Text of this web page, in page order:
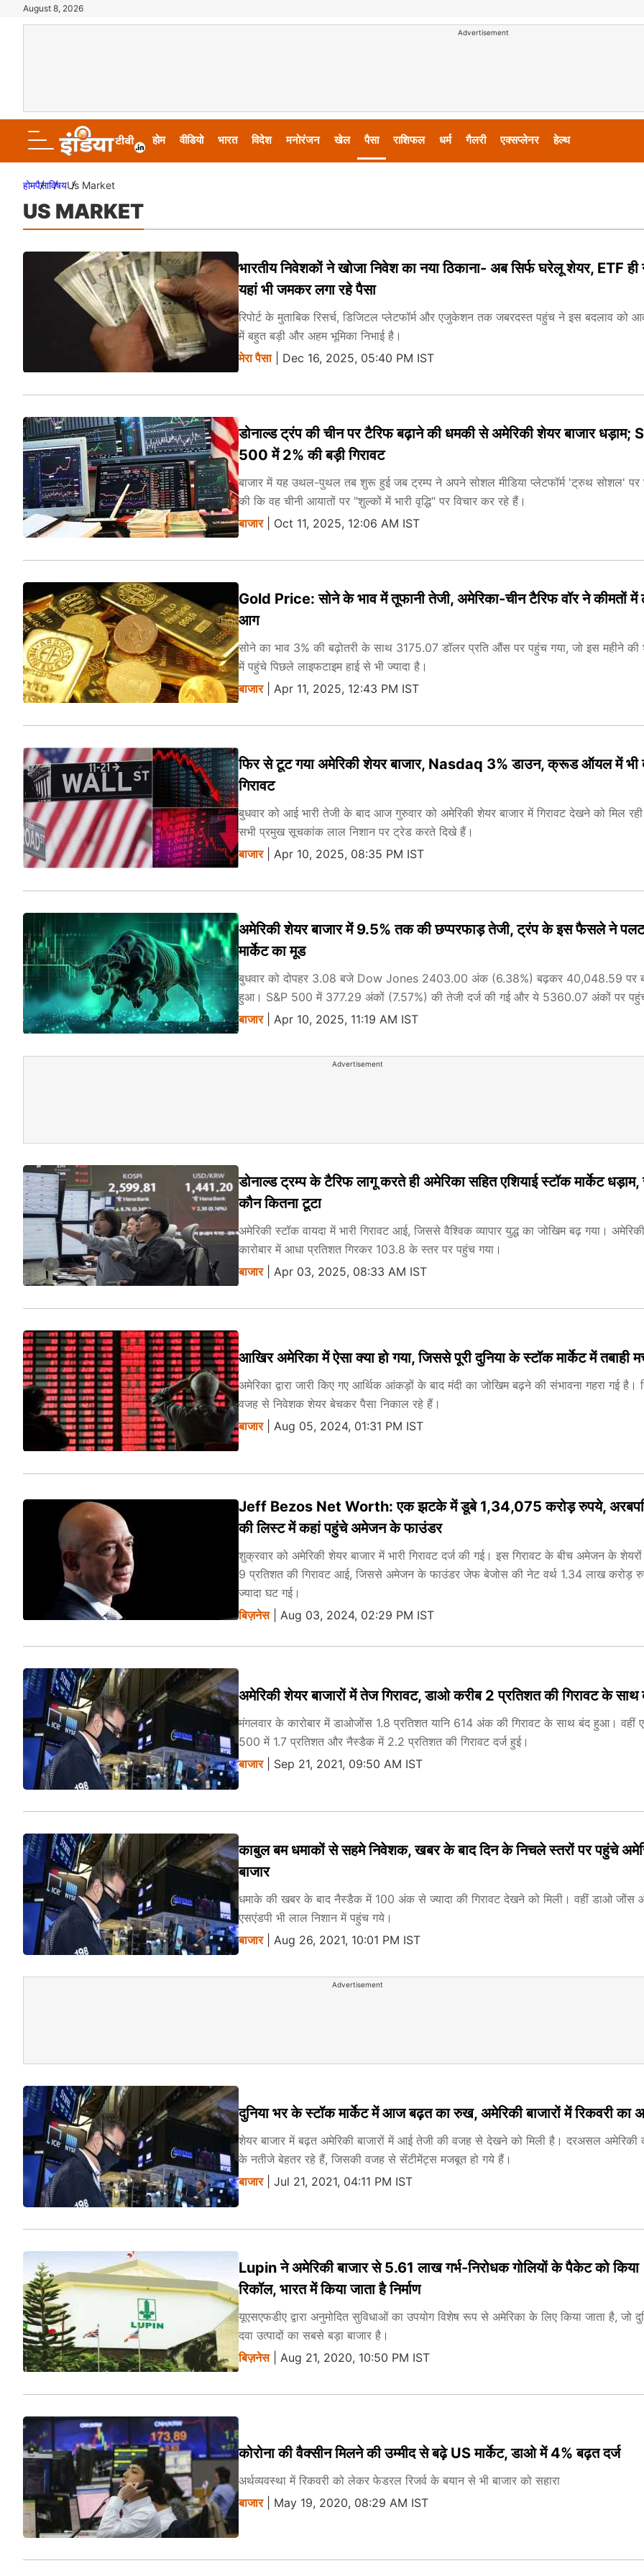
August 8, 2026
Advertisement
होम वीडियो भारत विदेश मनोरंजन खेल पैसा राशिफल धर्म गैलरी एक्सप्लेनर हेल्थ
होमपैसाविषयUs Market
US MARKET
भारतीय निवेशकों ने खोजा निवेश का नया ठिकाना- अब सिर्फ घरेलू शेयर, ETF ही
यहां भी जमकर लगा रहे पैसा
रिपोर्ट के मुताबिक रिसर्च, डिजिटल प्लेटफॉर्म और एजुकेशन तक जबरदस्त पहुंच ने इस बदलाव को
में बहुत बड़ी और अहम भूमिका निभाई है।
मेरा पैसा| Dec 16, 2025, 05:40 PM IST
डोनाल्ड ट्रंप की चीन पर टैरिफ बढ़ाने की धमकी से अमेरिकी शेयर बाजार धड़ाम;
500 में 2% की बड़ी गिरावट
बाजार में यह उथल-पुथल तब शुरू हुई जब ट्रम्प ने अपने सोशल मीडिया प्लेटफॉर्म 'ट्रुथ सोशल' पर
की कि वह चीनी आयातों पर "शुल्कों में भारी वृद्धि" पर विचार कर रहे हैं।
बाजार| Oct 11, 2025, 12:06 AM IST
Gold Price: सोने के भाव में तूफानी तेजी, अमेरिका-चीन टैरिफ वॉर ने कीमतों में
आग
सोने का भाव 3% की बढ़ोतरी के साथ 3175.07 डॉलर प्रति औंस पर पहुंच गया, जो इस महीने
में पहुंचे पिछले लाइफटाइम हाई से भी ज्यादा है।
बाजार| Apr 11, 2025, 12:43 PM IST
फिर से टूट गया अमेरिकी शेयर बाजार, Nasdaq 3% डाउन, क्रूड ऑयल में भी
गिरावट
बुधवार को आई भारी तेजी के बाद आज गुरुवार को अमेरिकी शेयर बाजार में गिरावट देखने को मिल
सभी प्रमुख सूचकांक लाल निशान पर ट्रेड करते दिखे हैं।
बाजार| Apr 10, 2025, 08:35 PM IST
अमेरिकी शेयर बाजार में 9.5% तक की छप्परफाड़ तेजी, ट्रंप के इस फैसले ने
मार्केट का मूड
बुधवार को दोपहर 3.08 बजे Dow Jones 2403.00 अंक (6.38%) बढ़कर 40,048.59 पर
हुआ। S&P 500 में 377.29 अंकों (7.57%) की तेजी दर्ज की गई और ये 5360.07 अंकों पर
बाजार| Apr 10, 2025, 11:19 AM IST
Advertisement
डोनाल्ड ट्रम्प के टैरिफ लागू करते ही अमेरिका सहित एशियाई स्टॉक मार्केट धड़ाम,
कौन कितना टूटा
अमेरिकी स्टॉक वायदा में भारी गिरावट आई, जिससे वैश्विक व्यापार युद्ध का जोखिम बढ़ गया।
कारोबार में आधा प्रतिशत गिरकर 103.8 के स्तर पर पहुंच गया।
बाजार| Apr 03, 2025, 08:33 AM IST
आखिर अमेरिका में ऐसा क्या हो गया, जिससे पूरी दुनिया के स्टॉक मार्केट में तबाही
अमेरिका द्वारा जारी किए गए आर्थिक आंकड़ों के बाद मंदी का जोखिम बढ़ने की संभावना गहरा गई है।
वजह से निवेशक शेयर बेचकर पैसा निकाल रहे हैं।
बाजार| Aug 05, 2024, 01:31 PM IST
Jeff Bezos Net Worth: एक झटके में डूबे 1,34,075 करोड़ रुपये,
की लिस्ट में कहां पहुंचे अमेजन के फाउंडर
शुक्रवार को अमेरिकी शेयर बाजार में भारी गिरावट दर्ज की गई। इस गिरावट के बीच अमेजन के
9 प्रतिशत की गिरावट आई, जिससे अमेजन के फाउंडर जेफ बेजोस की नेट वर्थ 1.34 लाख करोड़
ज्यादा घट गई।
बिज़नेस| Aug 03, 2024, 02:29 PM IST
अमेरिकी शेयर बाजारों में तेज गिरावट, डाओ करीब 2 प्रतिशत की गिरावट के साथ
मंगलवार के कारोबार में डाओजोंस 1.8 प्रतिशत यानि 614 अंक की गिरावट के साथ बंद हुआ। वहीं
500 में 1.7 प्रतिशत और नैस्डैक में 2.2 प्रतिशत की गिरावट दर्ज हुई।
बाजार| Sep 21, 2021, 09:50 AM IST
काबुल बम धमाकों से सहमे निवेशक, खबर के बाद दिन के निचले स्तरों पर पहुंचे
बाजार
धमाके की खबर के बाद नैस्डैक में 100 अंक से ज्यादा की गिरावट देखने को मिली। वहीं डाओ जोंस
एसएंडपी भी लाल निशान में पहुंच गये।
बाजार| Aug 26, 2021, 10:01 PM IST
Advertisement
दुनिया भर के स्टॉक मार्केट में आज बढ़त का रुख, अमेरिकी बाजारों में रिकवरी का
शेयर बाजार में बढ़त अमेरिकी बाजारों में आई तेजी की वजह से देखने को मिली है। दरअसल अमेरिकी
के नतीजे बेहतर रहे हैं, जिसकी वजह से सेंटीमेंट्स मजबूत हो गये हैं।
बाजार| Jul 21, 2021, 04:11 PM IST
Lupin ने अमेरिकी बाजार से 5.61 लाख गर्भ-निरोधक गोलियों के पैकेट को किया
रिकॉल, भारत में किया जाता है निर्माण
यूएसएफडीए द्वारा अनुमोदित सुविधाओं का उपयोग विशेष रूप से अमेरिका के लिए किया जाता है, जो
दवा उत्पादों का सबसे बड़ा बाजार है।
बिज़नेस| Aug 21, 2020, 10:50 PM IST
कोरोना की वैक्सीन मिलने की उम्मीद से बढ़े US मार्केट, डाओ में 4% बढ़त दर्ज
अर्थव्यवस्था में रिकवरी को लेकर फेडरल रिजर्व के बयान से भी बाजार को सहारा
बाजार| May 19, 2020, 08:29 AM IST